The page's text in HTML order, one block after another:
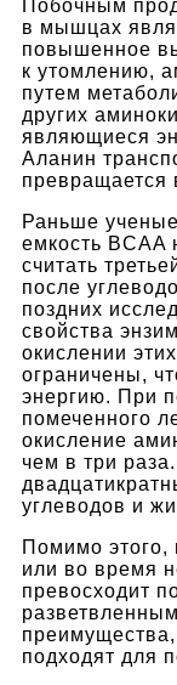
Побочным
в мышцах
повышенное
к утомлению,
путем
других
являющиеся
Аланин
превращается
Раньше ученые
емкость BCAA
считать
после
поздних
свойства
окислении
ограничены,
энергию. При
помеченного
окисление
чем в три
углеводов и
Помимо этого,
или во время
превосходит
подходят для